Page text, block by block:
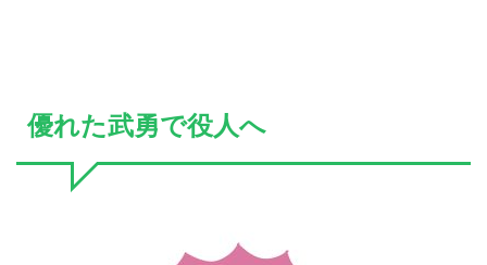
優れた武勇で役人へ